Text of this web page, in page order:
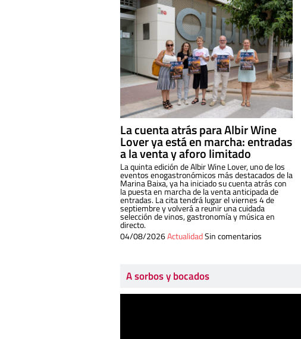
La cuenta atrás para Albir Wine
Lover ya está en marcha: entradas
a la venta y aforo limitado
La quinta edición de Albir Wine Lover, uno de los
eventos enogastronómicos más destacados de la
Marina Baixa, ya ha iniciado su cuenta atrás con
la puesta en marcha de la venta anticipada de
entradas. La cita tendrá lugar el viernes 4 de
septiembre y volverá a reunir una cuidada
selección de vinos, gastronomía y música en
directo.
04/08/2026ActualidadSin comentarios
A sorbos y bocados